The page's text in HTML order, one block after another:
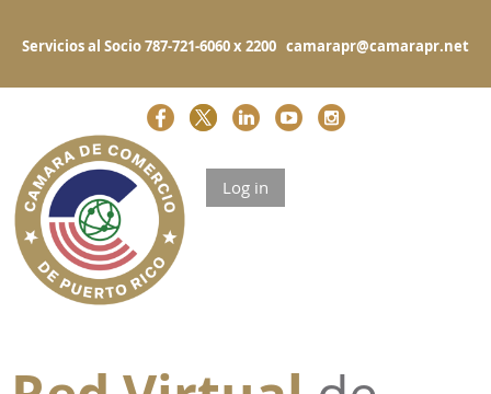
Servicios al Socio 787-721-6060 x 2200 camarapr@camarapr.net
Log in